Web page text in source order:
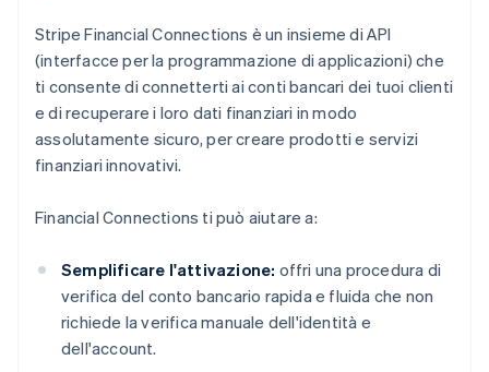
Stripe Financial Connections è un insieme di API
(interfacce per la programmazione di applicazioni) che
ti consente di connetterti ai conti bancari dei tuoi clienti
e di recuperare i loro dati finanziari in modo
assolutamente sicuro, per creare prodotti e servizi
finanziari innovativi.
Financial Connections ti può aiutare a:
Semplificare l'attivazione: offri una procedura di
verifica del conto bancario rapida e fluida che non
richiede la verifica manuale dell'identità e
dell'account.